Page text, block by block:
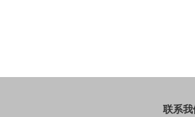
联系我